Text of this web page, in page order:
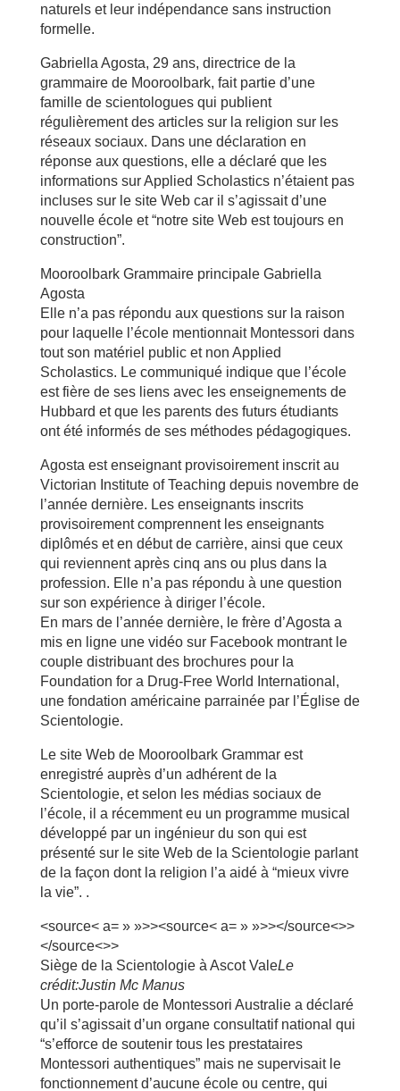
naturels et leur indépendance sans instruction
formelle.
Gabriella Agosta, 29 ans, directrice de la
grammaire de Mooroolbark, fait partie d’une
famille de scientologues qui publient
régulièrement des articles sur la religion sur les
réseaux sociaux. Dans une déclaration en
réponse aux questions, elle a déclaré que les
informations sur Applied Scholastics n’étaient pas
incluses sur le site Web car il s’agissait d’une
nouvelle école et “notre site Web est toujours en
construction”.
Mooroolbark Grammaire principale Gabriella
Agosta
Elle n’a pas répondu aux questions sur la raison
pour laquelle l’école mentionnait Montessori dans
tout son matériel public et non Applied
Scholastics. Le communiqué indique que l’école
est fière de ses liens avec les enseignements de
Hubbard et que les parents des futurs étudiants
ont été informés de ses méthodes pédagogiques.
Agosta est enseignant provisoirement inscrit au
Victorian Institute of Teaching depuis novembre de
l’année dernière. Les enseignants inscrits
provisoirement comprennent les enseignants
diplômés et en début de carrière, ainsi que ceux
qui reviennent après cinq ans ou plus dans la
profession. Elle n’a pas répondu à une question
sur son expérience à diriger l’école.
En mars de l’année dernière, le frère d’Agosta a
mis en ligne une vidéo sur Facebook montrant le
couple distribuant des brochures pour la
Foundation for a Drug-Free World International,
une fondation américaine parrainée par l’Église de
Scientologie.
Le site Web de Mooroolbark Grammar est
enregistré auprès d’un adhérent de la
Scientologie, et selon les médias sociaux de
l’école, il a récemment eu un programme musical
développé par un ingénieur du son qui est
présenté sur le site Web de la Scientologie parlant
de la façon dont la religion l’a aidé à “mieux vivre
la vie”. .
<source< a= » »>><source< a= » »>></source<>>
</source<>>
Siège de la Scientologie à Ascot ValeLe
crédit:Justin Mc Manus
Un porte-parole de Montessori Australie a déclaré
qu’il s’agissait d’un organe consultatif national qui
“s’efforce de soutenir tous les prestataires
Montessori authentiques” mais ne supervisait le
fonctionnement d’aucune école ou centre, qui